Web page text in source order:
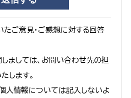
たご意見・ご感想に対する回答
ましては、お問い合わせ先の担
します。
人情報については記入しないよ